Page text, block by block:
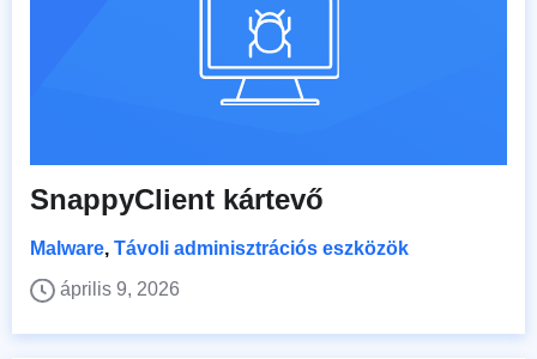
SnappyClient kártevő
Malware, Távoli adminisztrációs eszközök
április 9, 2026